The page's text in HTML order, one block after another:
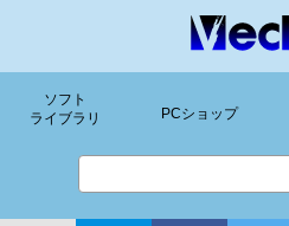
ソフト
ライブラリ
PCショップ